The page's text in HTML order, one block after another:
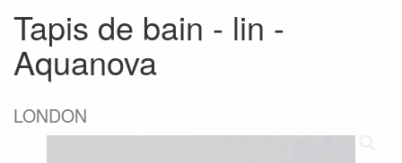
Tapis de bain - lin -
Aquanova
LONDON